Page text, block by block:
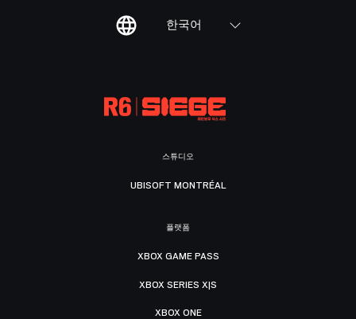
한국어
스튜디오
UBISOFT MONTRÉAL
플랫폼
XBOX GAME PASS
XBOX SERIES X|S
XBOX ONE